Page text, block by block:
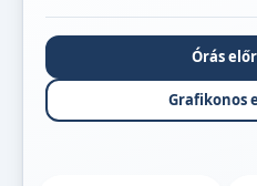
Órás
Grafikonos